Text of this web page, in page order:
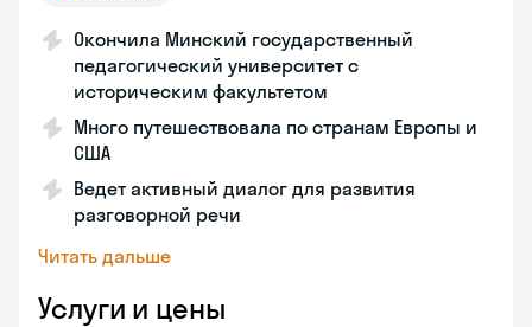
Окончила Минский государственный
педагогический университет с
историческим факультетом
Много путешествовала по странам Европы и
США
Ведет активный диалог для развития
разговорной речи
Читать дальше
Услуги и цены